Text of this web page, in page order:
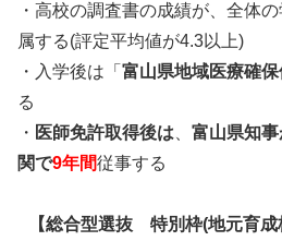
・高校の調査書の成績が、全体
属する(評定平均値が4.3以上)
・入学後は「 富山県地域医療確
る
・ 医師免許取得後は
富山県知
関で9年間従事する
【総合型選抜 特別枠(地元育成